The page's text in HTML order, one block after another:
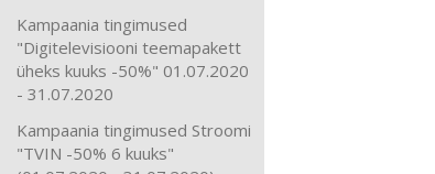
Kampaania tingimused
"Digitelevisiooni teemapakett
üheks kuuks -50%" 01.07.2020
- 31.07.2020
Kampaania tingimused Stroomi
"TVIN -50% 6 kuuks"